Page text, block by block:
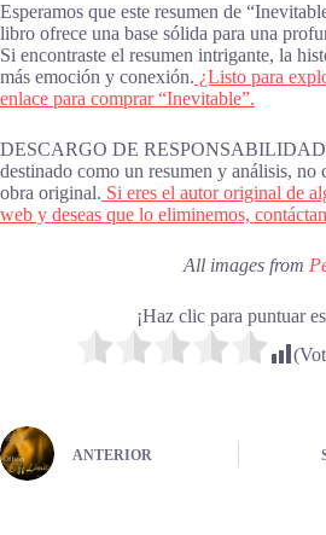
Esperamos que este resumen de
libro ofrece una base sólida para una
Si encontraste el resumen intrigante, la
más emoción y conexión. ¿Listo para
enlace para comprar “Inevitable”.
DESCARGO DE RESPONSABILIDAD:
destinado como un resumen y análisis, no
obra original. Si eres el autor original de
web y deseas que lo eliminemos,
All images from
¡Haz clic para puntuar
ANTERIOR